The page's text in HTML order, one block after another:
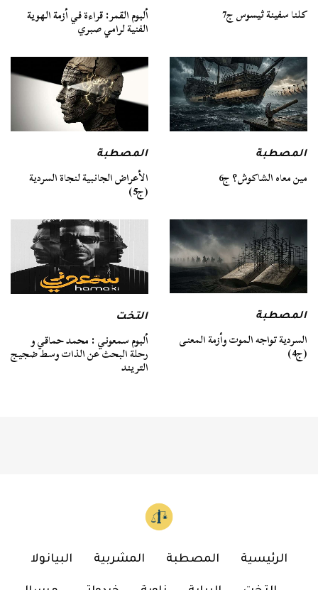
كلنا سفينة ثيسوس ج7 ألبوم القمر: قراءة في أزمة الهوية
الفنية لرامي صبري
المصطبة
مين معاه الشاكوش؟ ج6
المصطبة
الأعراض الجانبية لنجاة السردية
(ج5)
المصطبة
السردية تواجه الموت وأزمة المعنى
(ج4)
التخت
ألبوم سمعوني : محمد حماقي و
رحلة البحث عن الذات وسط ضجيج
التريند
الرئيسية المصطبة المشربية البيانولا